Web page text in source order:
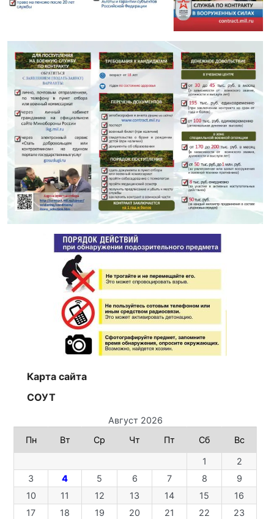
Карта сайта
СОУТ
Август 2026
Пн
Вт Ср Чт Пт Сб Вс
1
2
3
4 5 6 7 8
9
10
11 12 13 14 15
16
17
18 19 20 21 22
23